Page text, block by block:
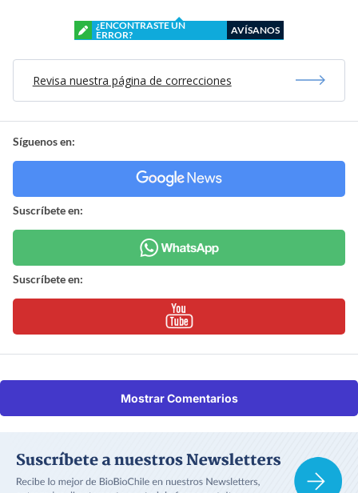
¿ENCONTRASTE UN
ERROR?
AVÍSANOS
Revisa nuestra página de correcciones
Síguenos en:
Suscríbete en:
Suscríbete en:
Mostrar Comentarios